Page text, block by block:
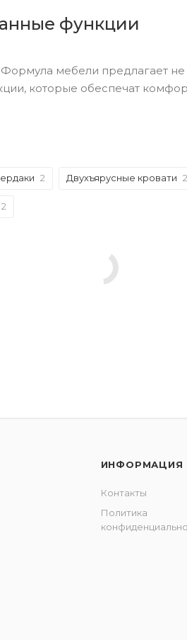
функции
мебели предлагает не
которые обеспечат
2 Двухъярусные кровати 2
2
ИНФОРМАЦИЯ
Контакты
Политика